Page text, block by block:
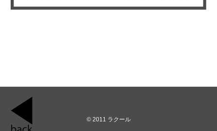
© 2011 ラクール